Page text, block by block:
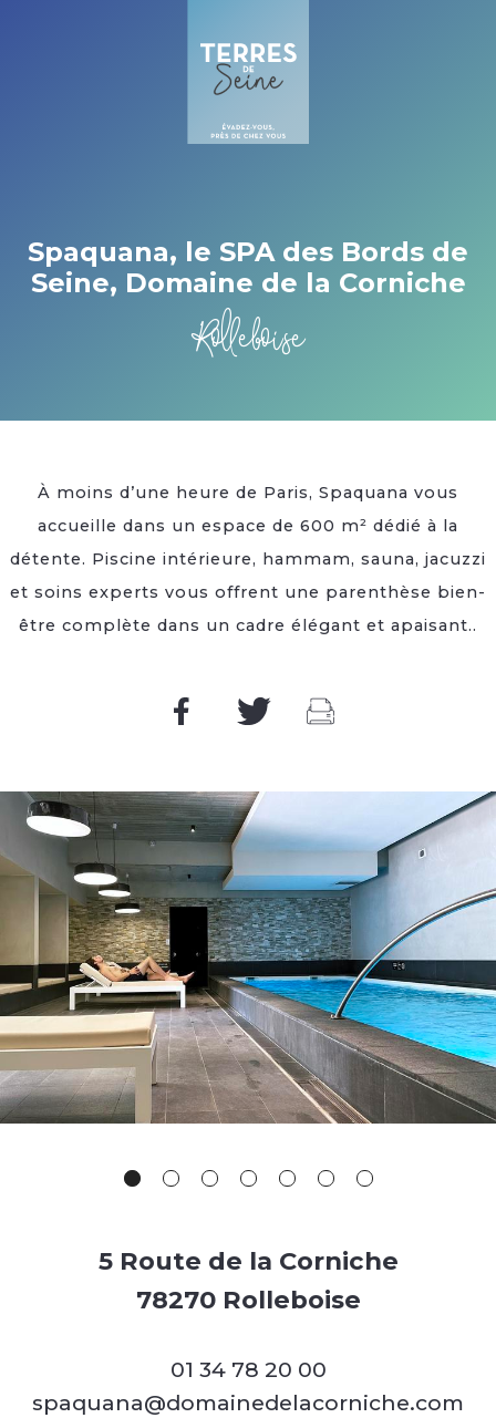
Spaquana, le SPA des Bords de
Seine, Domaine de la Corniche
Rolleboise
À moins d’une heure de Paris, Spaquana vous
accueille dans un espace de 600 m² dédié à la
détente. Piscine intérieure, hammam, sauna, jacuzzi
et soins experts vous offrent une parenthèse bien-
être complète dans un cadre élégant et apaisant..
5 Route de la Corniche
78270 Rolleboise
01 34 78 20 00
spaquana@domainedelacorniche.com